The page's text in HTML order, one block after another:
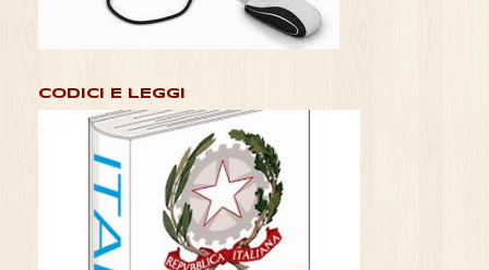
CODICI E LEGGI